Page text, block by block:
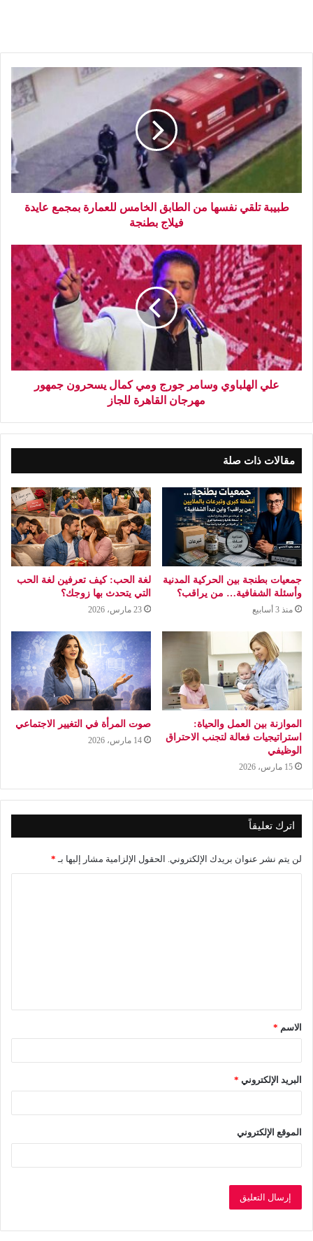
طبيبة تلقي نفسها من الطابق الخامس للعمارة بمجمع عايدة
فيلاج بطنجة
علي الهلباوي وسامر جورج ومي كمال يسحرون جمهور
مهرجان القاهرة للجاز
مقالات ذات صلة
جمعيات بطنجة بين الحركية المدنية
وأسئلة الشفافية… من يراقب؟
منذ 3 أسابيع
لغة الحب: كيف تعرفين لغة الحب
التي يتحدث بها زوجك؟
23 مارس، 2026
الموازنة بين العمل والحياة:
استراتيجيات فعالة لتجنب الاحتراق
الوظيفي
15 مارس، 2026
صوت المرأة في التغيير الاجتماعي
14 مارس، 2026
اترك تعليقاً
لن يتم نشر عنوان بريدك الإلكتروني. الحقول الإلزامية مشار إليها بـ *
ق
*الاسم *
البريد الإلكتروني *
الموقع الإلكتروني